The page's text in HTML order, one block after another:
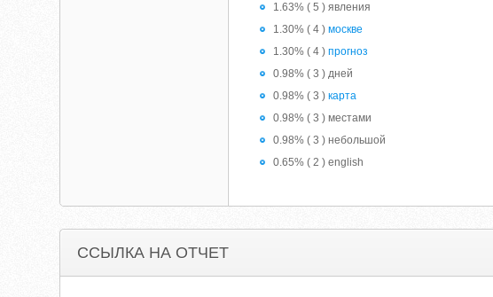
1.63% ( 5 ) явления
1.30% ( 4 )москве
1.30% ( 4 )прогноз
0.98% ( 3 ) дней
0.98% ( 3 )карта
0.98% ( 3 ) местами
0.98% ( 3 ) небольшой
0.65% ( 2 ) english
ССЫЛКА НА ОТЧЕТ